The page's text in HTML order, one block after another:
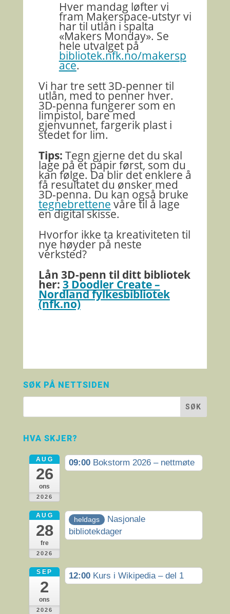
Hver mandag løfter vi
fram Makerspace-utstyr vi
har til utlån i spalta
«Makers Monday». Se
hele utvalget på
bibliotek.nfk.no/makersp
ace.
Vi har tre sett 3D-penner til
utlån, med to penner hver.
3D-penna fungerer som en
limpistol, bare med
gjenvunnet, fargerik plast i
stedet for lim.
Tips: Tegn gjerne det du skal
lage på et papir først, som du
kan følge. Da blir det enklere å
få resultatet du ønsker med
3D-penna. Du kan også bruke
tegnebrettene våre til å lage
en digital skisse.
Hvorfor ikke ta kreativiteten til
nye høyder på neste
verksted?
Lån 3D-penn til ditt bibliotek
her: 3 Doodler Create –
Nordland fylkesbibliotek
(nfk.no)
SØK PÅ NETTSIDEN
HVA SKJER?
AUG
26
ons
2026
09:00 Bokstorm 2026 – nettmøte
AUG
28
fre
2026
heldags
Nasjonale
bibliotekdager
SEP
2
ons
2026
12:00 Kurs i Wikipedia – del 1